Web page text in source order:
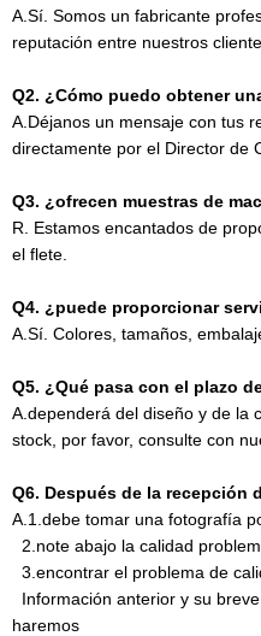
A.Sí. Somos un fabricante
reputación entre nuestros
Q2. ¿Cómo puedo obtener
A.Déjanos un mensaje con tus
directamente por el Director de
Q3. ¿ofrecen muestras de
R. Estamos encantados de
el flete.
Q4. ¿puede proporcionar
A.Sí. Colores, tamaños,
Q5. ¿Qué pasa con el plazo
A.dependerá del diseño y de la
stock, por favor, consulte con
Q6. Después de la recepción
A.1.debe tomar una fotografía
2.noteabajo la calidad
3. encontrar el problema de
Información anterior y su
haremos